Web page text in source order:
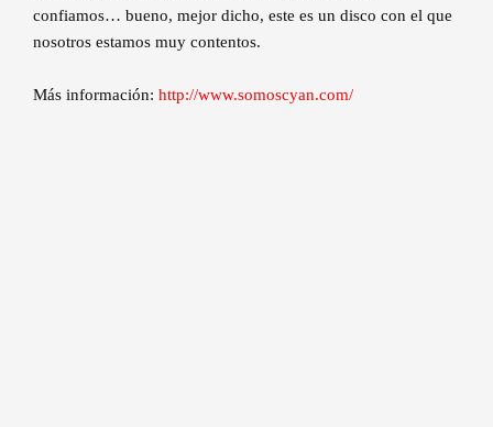
confiamos… bueno, mejor dicho, este es un disco con el que
nosotros estamos muy contentos.
Más información: http://www.somoscyan.com/